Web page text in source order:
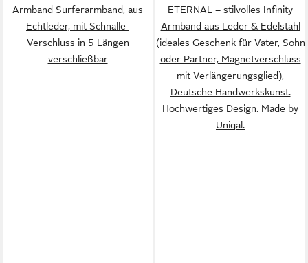
Armband Surferarmband, aus
Echtleder, mit Schnalle-
Verschluss in 5 Längen
verschließbar
ETERNAL – stilvolles Infinity
Armband aus Leder & Edelstahl
(ideales Geschenk für Vater, Sohn
oder Partner, Magnetverschluss
mit Verlängerungsglied),
Deutsche Handwerkskunst.
Hochwertiges Design. Made by
Uniqal.